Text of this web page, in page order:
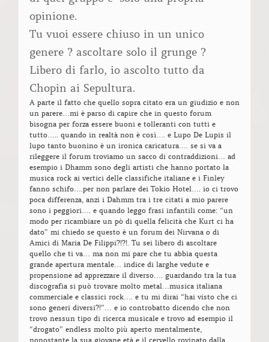
opinione.
Tu vuoi essere chiuso in un unico
genere ? ascoltare solo il grunge ?
Libero di farlo, io ascolto tutto da
Chopin ai Sepultura.
A parte il fatto che quello sopra citato era un giudizio e non
un parere…mi è parso di capire che in questo forum
bisogna per forza essere buoni e tolleranti con tutti e
tutto….. quando in realtà non è così…. e Lupo De Lupis il
lupo tanto buonino è un ironica caricatura…. se si va a
rileggere il forum troviamo un sacco di contraddizioni… ad
esempio i Dhamm sono degli artisti che hanno portato la
musica rock ai vertici delle classifiche italiane e i Finley
fanno schifo….per non parlare dei Tokio Hotel…. io ci trovo
poca differenza, anzi i Dahmm tra i tre citati a mio parere
sono i peggiori…. e quando leggo frasi infantili come: “un
modo per ricambiare un pò di quella felicità che Kurt ci ha
dato” mi chiedo se questo è un forum dei Nirvana o di
Amici di Maria De Filippi?!?!. Tu sei libero di ascoltare
quello che ti va… ma non mi pare che tu abbia questa
grande apertura mentale… indice di larghe vedute e
propensione ad apprezzare il diverso…. guardando tra la tua
discografia si può trovare molto metal…musica italiana
commerciale e classici rock…. e tu mi dirai “hai visto che ci
sono generi diversi?!”… e io controbatto dicendo che non
trovo nessun tipo di ricerca musicale e trovo ad esempio il
“drogato” endless molto più aperto mentalmente,
nonostante la sua giovane età e il cervello rovinato dalla